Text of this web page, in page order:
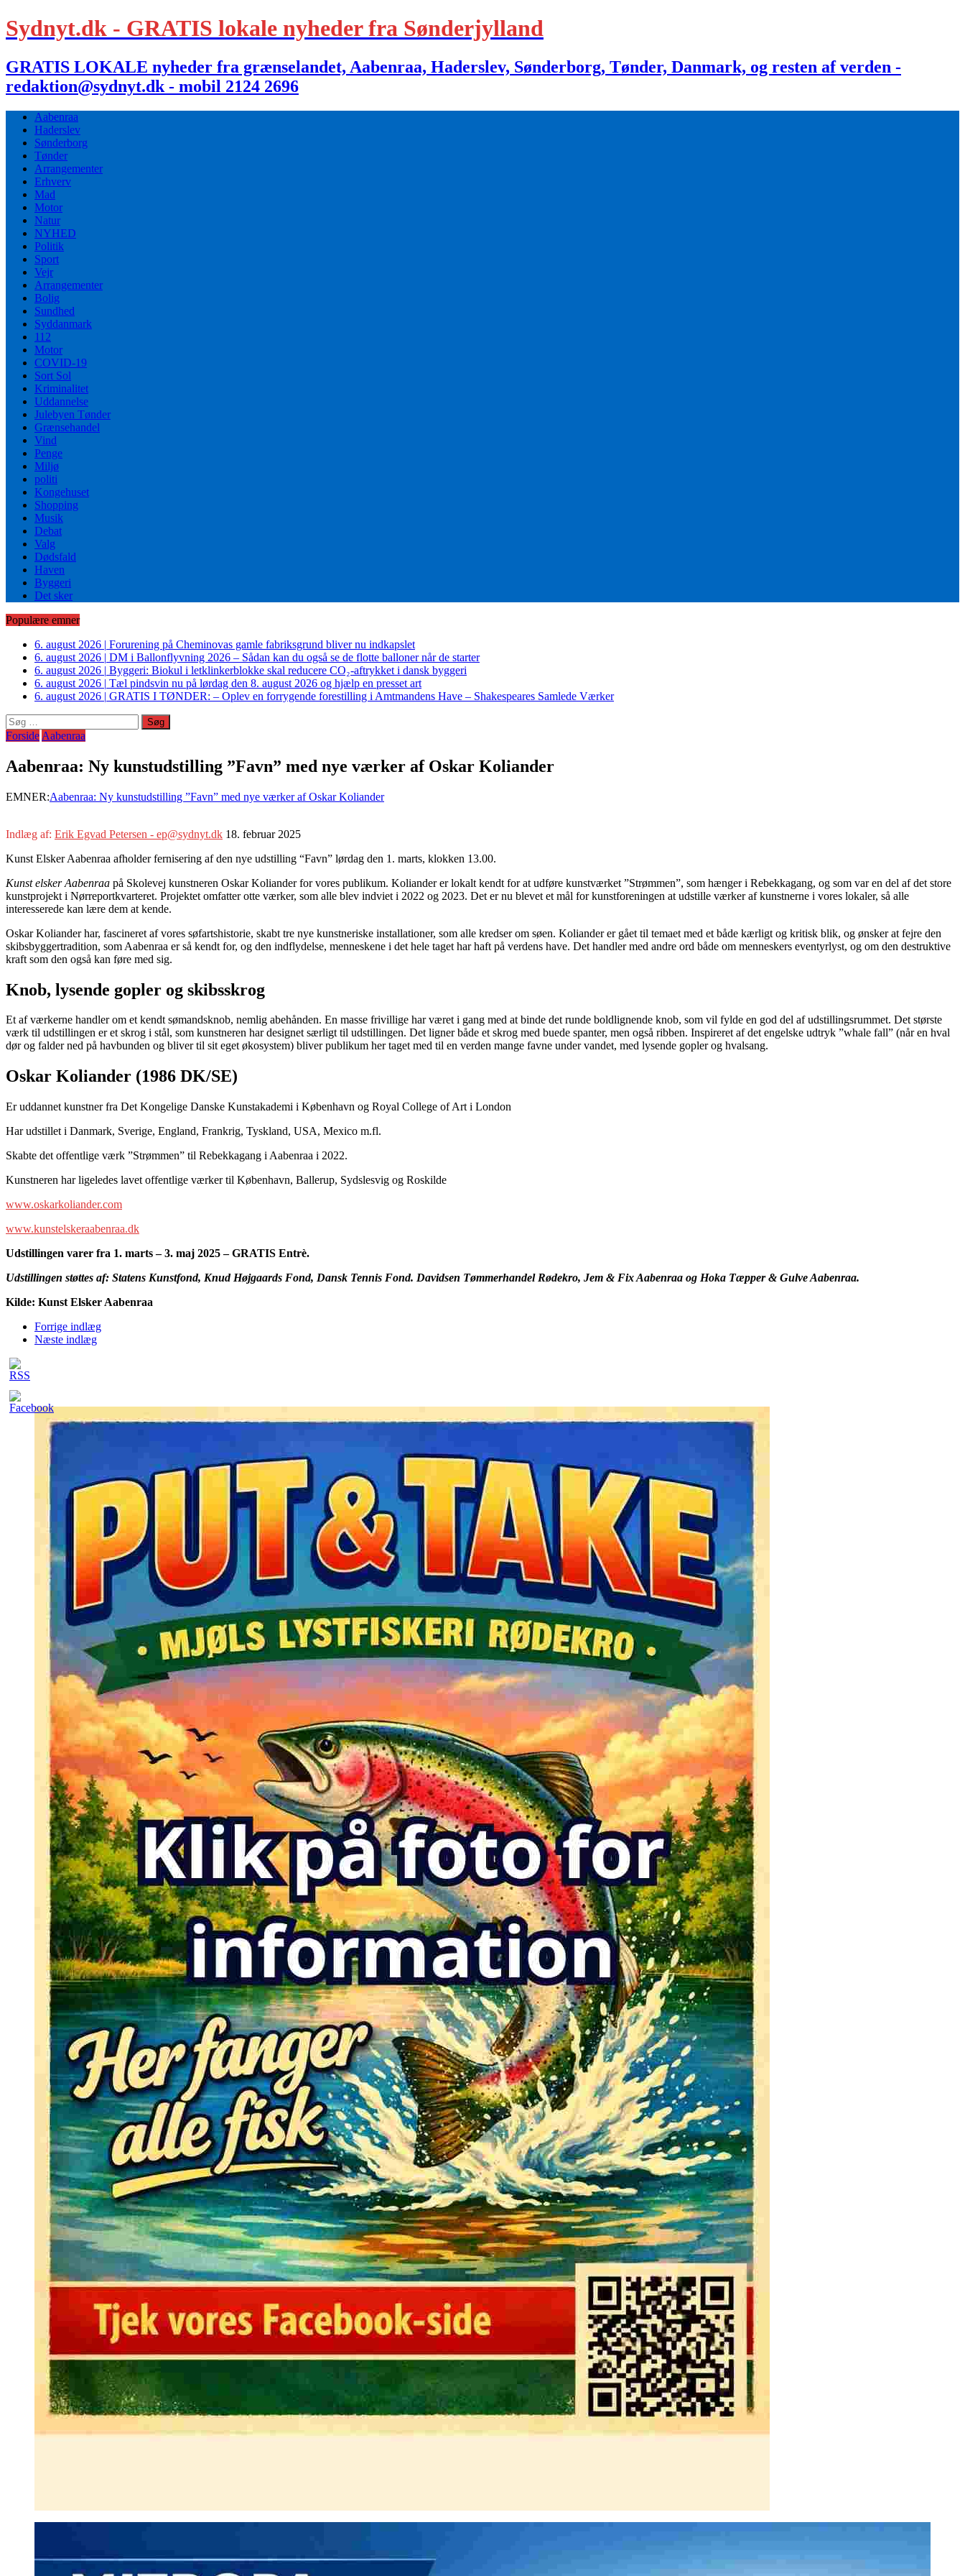
Sydnyt.dk - GRATIS lokale nyheder fra Sønderjylland
GRATIS LOKALE nyheder fra grænselandet, Aabenraa, Haderslev, Sønderborg, Tønder, Danmark, og resten af verden -
redaktion@sydnyt.dk - mobil 2124 2696
Aabenraa
Haderslev
Sønderborg
Tønder
Arrangementer
Erhverv
Mad
Motor
Natur
NYHED
Politik
Sport
Vejr
Arrangementer
Bolig
Sundhed
Syddanmark
112
Motor
COVID-19
Sort Sol
Kriminalitet
Uddannelse
Julebyen Tønder
Grænsehandel
Vind
Penge
Miljø
politi
Kongehuset
Shopping
Musik
Debat
Valg
Dødsfald
Haven
Byggeri
Det sker
Populære emner
6. august 2026 | Forurening på Cheminovas gamle fabriksgrund bliver nu indkapslet
6. august 2026 | DM i Ballonflyvning 2026 – Sådan kan du også se de flotte balloner når de starter
6. august 2026 | Byggeri: Biokul i letklinkerblokke skal reducere CO₂-aftrykket i dansk byggeri
6. august 2026 | Tæl pindsvin nu på lørdag den 8. august 2026 og hjælp en presset art
6. august 2026 | GRATIS I TØNDER: – Oplev en forrygende forestilling i Amtmandens Have – Shakespeares Samlede Værker
Søg
efter:
Forside Aabenraa
Aabenraa: Ny kunstudstilling ”Favn” med nye værker af Oskar Koliander
EMNER:Aabenraa: Ny kunstudstilling ”Favn” med nye værker af Oskar Koliander
Indlæg af: Erik Egvad Petersen - ep@sydnyt.dk 18. februar 2025
Kunst Elsker Aabenraa afholder fernisering af den nye udstilling “Favn” lørdag den 1. marts, klokken 13.00.
Kunst elsker Aabenraa på Skolevej kunstneren Oskar Koliander for vores publikum. Koliander er lokalt kendt for at udføre kunstværket ”Strømmen”, som hænger i Rebekkagang, og som var en del af det store
kunstprojekt i Nørreportkvarteret. Projektet omfatter otte værker, som alle blev indviet i 2022 og 2023. Det er nu blevet et mål for kunstforeningen at udstille værker af kunstnerne i vores lokaler, så alle
interesserede kan lære dem at kende.
Oskar Koliander har, fascineret af vores søfartshistorie, skabt tre nye kunstneriske installationer, som alle kredser om søen. Koliander er gået til temaet med et både kærligt og kritisk blik, og ønsker at fejre den
skibsbyggertradition, som Aabenraa er så kendt for, og den indflydelse, menneskene i det hele taget har haft på verdens have. Det handler med andre ord både om menneskers eventyrlyst, og om den destruktive
kraft som den også kan føre med sig.
Knob, lysende gopler og skibsskrog
Et af værkerne handler om et kendt sømandsknob, nemlig abehånden. En masse frivillige har været i gang med at binde det runde boldlignende knob, som vil fylde en god del af udstillingsrummet. Det største
værk til udstillingen er et skrog i stål, som kunstneren har designet særligt til udstillingen. Det ligner både et skrog med buede spanter, men også ribben. Inspireret af det engelske udtryk ”whale fall” (når en hval
dør og falder ned på havbunden og bliver til sit eget økosystem) bliver publikum her taget med til en verden mange favne under vandet, med lysende gopler og hvalsang.
Oskar Koliander (1986 DK/SE)
Er uddannet kunstner fra Det Kongelige Danske Kunstakademi i København og Royal College of Art i London
Har udstillet i Danmark, Sverige, England, Frankrig, Tyskland, USA, Mexico m.fl.
Skabte det offentlige værk ”Strømmen” til Rebekkagang i Aabenraa i 2022.
Kunstneren har ligeledes lavet offentlige værker til København, Ballerup, Sydslesvig og Roskilde
www.oskarkoliander.com
www.kunstelskeraabenraa.dk
Udstillingen varer fra 1. marts – 3. maj 2025 – GRATIS Entrè.
Udstillingen støttes af: Statens Kunstfond, Knud Højgaards Fond, Dansk Tennis Fond. Davidsen Tømmerhandel Rødekro, Jem & Fix Aabenraa og Hoka Tæpper & Gulve Aabenraa.
Kilde: Kunst Elsker Aabenraa
Forrige indlæg
Næste indlæg